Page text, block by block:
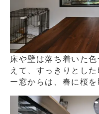
床や壁は落ち着いた
えて、すっきりとし
ー窓からは、春に桜